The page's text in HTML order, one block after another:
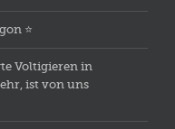
⭐️
Voltigieren in
ist von uns